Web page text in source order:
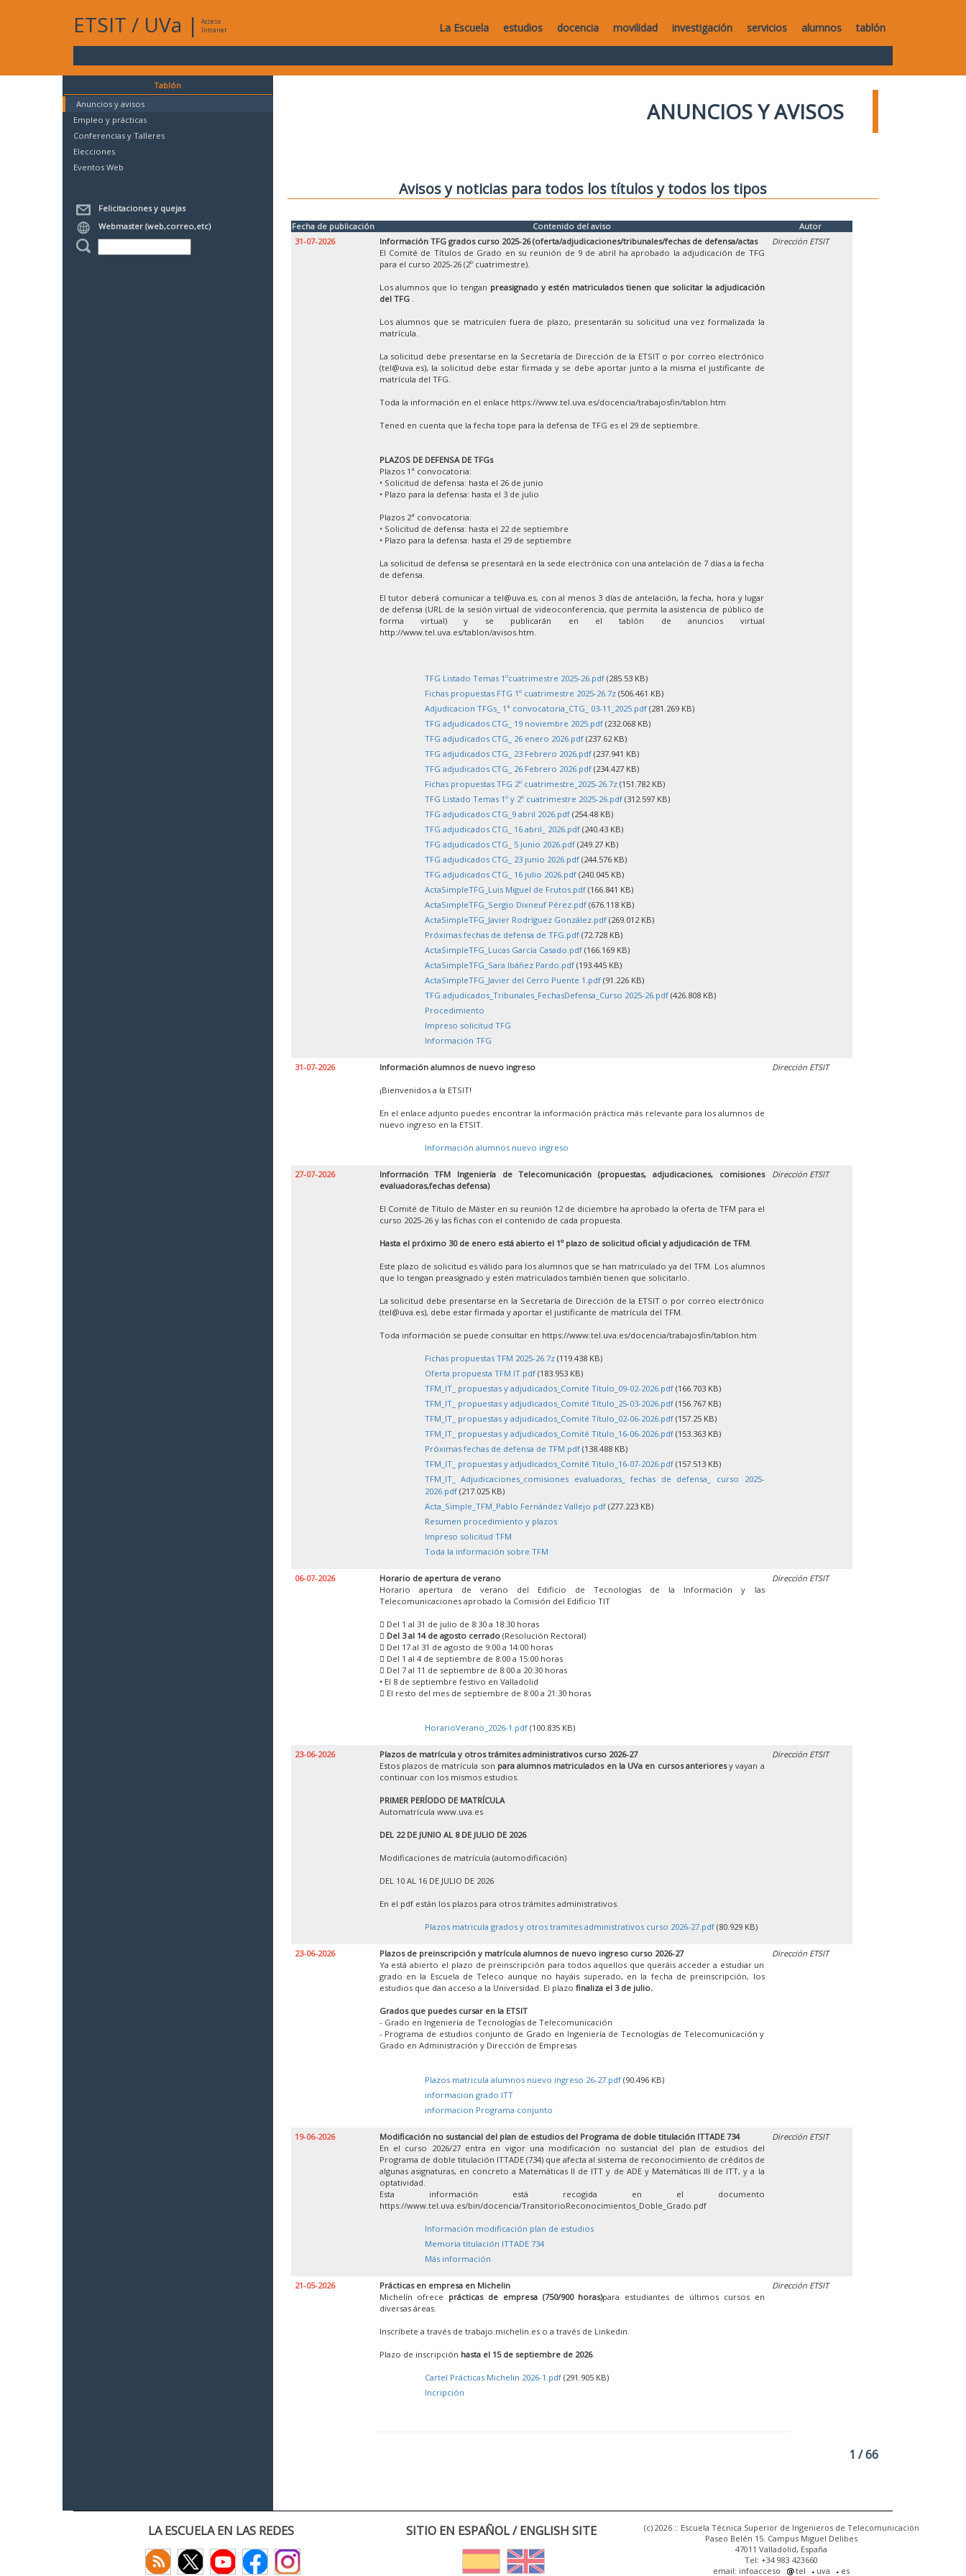
ETSIT / UVa |
Acceso
Intranet
La Escuela estudios docencia movilidad investigación servicios alumnos tablón
Tablón
Anuncios y avisos
Empleo y prácticas
Conferencias y Talleres
Elecciones
Eventos Web
Felicitaciones y quejas
Webmaster (web,correo,etc)
ANUNCIOS Y AVISOS
Avisos y noticias para todos los títulos y todos los tipos
Fecha de publicación Contenido del aviso
Autor
31-07-2026
Información TFG grados curso 2025-26 (oferta/adjudicaciones/tribunales/fechas de defensa/actas
El Comité de Títulos de Grado en su reunión de 9 de abril ha aprobado la adjudicación de TFG
para el curso 2025-26 (2º cuatrimestre).
Los alumnos que lo tengan preasignado y estén matriculados tienen que solicitar la adjudicación
del TFG
Los alumnos que se matriculen fuera de plazo, presentarán su solicitud una vez formalizada la
matrícula.
La solicitud debe presentarse en la Secretaría de Dirección de la ETSIT o por correo electrónico
(tel@uva.es), la solicitud debe estar firmada y se debe aportar junto a la misma el justificante de
matrícula del TFG.
Toda la información en el enlace https://www.tel.uva.es/docencia/trabajosfin/tablon.htm
Tened en cuenta que la fecha tope para la defensa de TFG es el 29 de septiembre.
PLAZOS DE DEFENSA DE TFGs
Plazos 1ª convocatoria:
• Solicitud de defensa: hasta el 26 de junio
• Plazo para la defensa: hasta el 3 de julio
Plazos 2ª convocatoria:
• Solicitud de defensa: hasta el 22 de septiembre
• Plazo para la defensa: hasta el 29 de septiembre
La solicitud de defensa se presentará en la sede electrónica con una antelación de 7 días a la fecha
de defensa.
El tutor deberá comunicar a tel@uva.es, con al menos 3 días de antelación, la fecha, hora y lugar
de defensa (URL de la sesión virtual de videoconferencia, que permita la asistencia de público de
forma virtual) y se publicarán en el tablón de anuncios virtual
http://www.tel.uva.es/tablon/avisos.htm.
TFG Listado Temas 1ºcuatrimestre 2025-26.pdf(285.53 KB)
Fichas propuestas FTG 1º cuatrimestre 2025-26.7z(506.461 KB)
Adjudicacion TFGs_ 1ª convocatoria_CTG_ 03-11_2025.pdf(281.269 KB)
TFG adjudicados CTG_ 19 noviembre 2025.pdf(232.068 KB)
TFG adjudicados CTG_ 26 enero 2026.pdf(237.62 KB)
TFG adjudicados CTG_ 23 Febrero 2026.pdf(237.941 KB)
TFG adjudicados CTG_ 26 Febrero 2026.pdf(234.427 KB)
Fichas propuestas TFG 2º cuatrimestre_2025-26.7z(151.782 KB)
TFG Listado Temas 1º y 2º cuatrimestre 2025-26.pdf(312.597 KB)
TFG adjudicados CTG_9 abril 2026.pdf(254.48 KB)
TFG adjudicados CTG_ 16 abril_ 2026.pdf(240.43 KB)
TFG adjudicados CTG_ 5 junio 2026.pdf(249.27 KB)
TFG adjudicados CTG_ 23 junio 2026.pdf(244.576 KB)
TFG adjudicados CTG_ 16 julio 2026.pdf(240.045 KB)
ActaSimpleTFG_Luis Miguel de Frutos.pdf(166.841 KB)
ActaSimpleTFG_Sergio Dixneuf Pérez.pdf(676.118 KB)
ActaSimpleTFG_Javier Rodríguez González.pdf(269.012 KB)
Próximas fechas de defensa de TFG.pdf(72.728 KB)
ActaSimpleTFG_Lucas García Casado.pdf(166.169 KB)
ActaSimpleTFG_Sara Ibáñez Pardo.pdf(193.445 KB)
ActaSimpleTFG_Javier del Cerro Puente 1.pdf(91.226 KB)
TFG adjudicados_Tribunales_FechasDefensa_Curso 2025-26.pdf(426.808 KB)
Procedimiento
Impreso solicitud TFG
Información TFG
Dirección ETSIT
31-07-2026 Información alumnos de nuevo ingreso
¡Bienvenidos a la ETSIT!
En el enlace adjunto puedes encontrar la información práctica más relevante para los alumnos de
nuevo ingreso en la ETSIT.
Información alumnos nuevo ingreso
Dirección ETSIT
27-07-2026
Información TFM Ingeniería de Telecomunicación (propuestas, adjudicaciones, comisiones
evaluadoras,fechas defensa)
El Comité de Título de Máster en su reunión 12 de diciembre ha aprobado la oferta de TFM para el
curso 2025-26 y las fichas con el contenido de cada propuesta.
Hasta el próximo 30 de enero está abierto el 1º plazo de solicitud oficial y adjudicación de TFM.
Este plazo de solicitud es válido para los alumnos que se han matriculado ya del TFM. Los alumnos
que lo tengan preasignado y estén matriculados también tienen que solicitarlo.
La solicitud debe presentarse en la Secretaría de Dirección de la ETSIT o por correo electrónico
(tel@uva.es), debe estar firmada y aportar el justificante de matrícula del TFM.
Toda información se puede consultar en https://www.tel.uva.es/docencia/trabajosfin/tablon.htm
Fichas propuestas TFM 2025-26.7z(119.438 KB)
Oferta propuesta TFM IT.pdf(183.953 KB)
TFM_IT_ propuestas y adjudicados_Comité Título_09-02-2026.pdf(166.703 KB)
TFM_IT_ propuestas y adjudicados_Comité Título_25-03-2026.pdf(156.767 KB)
TFM_IT_ propuestas y adjudicados_Comité Título_02-06-2026.pdf(157.25 KB)
TFM_IT_ propuestas y adjudicados_Comité Título_16-06-2026.pdf(153.363 KB)
Próximas fechas de defensa de TFM.pdf(138.488 KB)
TFM_IT_ propuestas y adjudicados_Comité Título_16-07-2026.pdf(157.513 KB)
TFM_IT_ Adjudicaciones_comisiones evaluadoras_ fechas de defensa_ curso 2025-
2026.pdf(217.025 KB)
Acta_Simple_TFM_Pablo Fernández Vallejo.pdf(277.223 KB)
Resumen procedimiento y plazos
Impreso solicitud TFM
Toda la información sobre TFM
Dirección ETSIT
06-07-2026
Horario de apertura de verano
Horario apertura de verano del Edificio de Tecnologías de la Información y las
Telecomunicaciones aprobado la Comisión del Edificio TIT
 Del 1 al 31 de julio de 8:30 a 18:30 horas
 Del 3 al 14 de agosto cerrado(Resolución Rectoral)
 Del 17 al 31 de agosto de 9:00 a 14:00 horas
 Del 1 al 4 de septiembre de 8:00 a 15:00 horas
 Del 7 al 11 de septiembre de 8:00 a 20:30 horas
• El 8 de septiembre festivo en Valladolid
 El resto del mes de septiembre de 8:00 a 21:30 horas
HorarioVerano_2026-1.pdf(100.835 KB)
Dirección ETSIT
23-06-2026
Plazos de matrícula y otros trámites administrativos curso 2026-27
Estos plazos de matrícula son para alumnos matriculados en la UVa en cursos anterioresy vayan a
continuar con los mismos estudios.
PRIMER PERÍODO DE MATRÍCULA
Automatrícula www.uva.es
DEL 22 DE JUNIO AL 8 DE JULIO DE 2026
Modificaciones de matrícula (automodificación)
DEL 10 AL 16 DE JULIO DE 2026
En el pdf están los plazos para otros trámites administrativos.
Plazos matricula grados y otros tramites administrativos curso 2026-27.pdf(80.929 KB)
Dirección ETSIT
23-06-2026
Plazos de preinscripción y matrícula alumnos de nuevo ingreso curso 2026-27
Ya está abierto el plazo de preinscripción para todos aquellos que queráis acceder a estudiar un
grado en la Escuela de Teleco aunque no hayáis superado, en la fecha de preinscripción, los
estudios que dan acceso a la Universidad. El plazo finaliza el 3 de julio.
Grados que puedes cursar en la ETSIT
- Grado en Ingeniería de Tecnologías de Telecomunicación
- Programa de estudios conjunto de Grado en Ingeniería de Tecnologías de Telecomunicación y
Grado en Administración y Dirección de Empresas
Plazos matricula alumnos nuevo ingreso 26-27.pdf(90.496 KB)
informacion grado ITT
informacion Programa conjunto
Dirección ETSIT
19-06-2026
Modificación no sustancial del plan de estudios del Programa de doble titulación ITTADE 734
En el curso 2026/27 entra en vigor una modificación no sustancial del plan de estudios del
Programa de doble titulación ITTADE (734) que afecta al sistema de reconocimiento de créditos de
algunas asignaturas, en concreto a Matemáticas II de ITT y de ADE y Matemáticas III de ITT, y a la
optatividad.
Esta información está recogida en el documento
https://www.tel.uva.es/bin/docencia/TransitorioReconocimientos_Doble_Grado.pdf
Información modificación plan de estudios
Memoria titulación ITTADE 734
Más información
Dirección ETSIT
21-05-2026
Prácticas en empresa en Michelin
Michelín ofrece prácticas de empresa (750/900 horas)para estudiantes de últimos cursos en
diversas áreas.
Inscríbete a través de trabajo.michelin.es o a través de Linkedin.
Plazo de inscripción hasta el 15 de septiembre de 2026.
Cartel Prácticas Michelin 2026-1.pdf(291.905 KB)
Incripción
Dirección ETSIT
1 / 66
LA ESCUELA EN LAS REDES SITIO EN ESPAÑOL / ENGLISH SITE
(c) 2026 :: Escuela Técnica Superior de Ingenieros de Telecomunicación
Paseo Belén 15. Campus Miguel Delibes
47011 Valladolid, España
Tel: +34 983 423660
email: infoacceso
tel uva es